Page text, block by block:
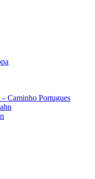
Caminho Portugues